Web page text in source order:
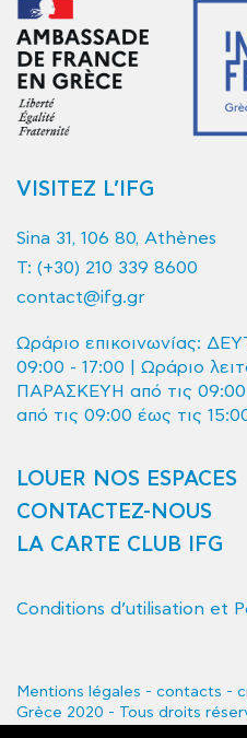
VISITEZ L’IFG
Sina 31, 106 80, Athènes
T: (+30) 210 339 8600
contact@ifg.gr
Ωράριο επικοινωνίας:
09:00 - 17:00 | Ωράριο
ΠΑΡΑΣΚΕΥΗ από τις
από τις 09:00 έως τις
LOUER NOS ESPACES
CONTACTEZ-NOUS
LA CARTE CLUB IFG
Conditions d’utilisation et
Mentions légales - contacts -
Grèce 2020 - Tous droits